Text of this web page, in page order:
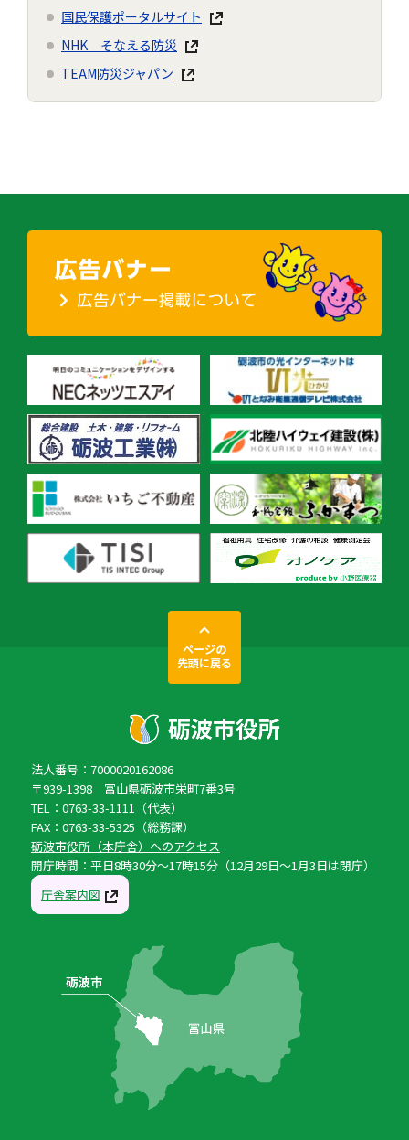
国民保護ポータルサイト
NHK そなえる防災
TEAM防災ジャパン
ページの
先頭に戻る
法人番号：7000020162086
〒939-1398 富山県砺波市栄町7番3号
TEL：0763-33-1111（代表）
FAX：0763-33-5325（総務課）
砺波市役所（本庁舎）へのアクセス
開庁時間：平日8時30分〜17時15分（12月29日〜1月3日は閉庁）
庁舎案内図